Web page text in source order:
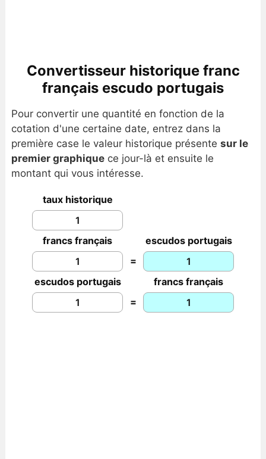
Convertisseur historique franc
français escudo portugais
Pour convertir une quantité en fonction de la
cotation d'une certaine date, entrez dans la
première case le valeur historique présente sur le
premier graphiquece jour-là et ensuite le
montant qui vous intéresse.
taux historique
francs français
escudos portugais
=
escudos portugais
francs français
=